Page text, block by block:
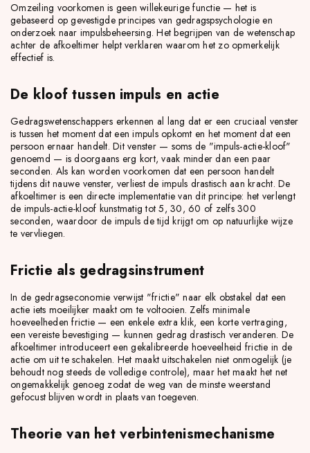
Omzeiling voorkomen is geen willekeurige functie — het is
gebaseerd op gevestigde principes van gedragspsychologie en
onderzoek naar impulsbeheersing. Het begrijpen van de wetenschap
achter de afkoeltimer helpt verklaren waarom het zo opmerkelijk
effectief is.
De kloof tussen impuls en actie
Gedragswetenschappers erkennen al lang dat er een cruciaal venster
is tussen het moment dat een impuls opkomt en het moment dat een
persoon ernaar handelt. Dit venster — soms de "impuls-actie-kloof"
genoemd — is doorgaans erg kort, vaak minder dan een paar
seconden. Als kan worden voorkomen dat een persoon handelt
tijdens dit nauwe venster, verliest de impuls drastisch aan kracht. De
afkoeltimer is een directe implementatie van dit principe: het verlengt
de impuls-actie-kloof kunstmatig tot 5, 30, 60 of zelfs 300
seconden, waardoor de impuls de tijd krijgt om op natuurlijke wijze
te vervliegen.
Frictie als gedragsinstrument
In de gedragseconomie verwijst "frictie" naar elk obstakel dat een
actie iets moeilijker maakt om te voltooien. Zelfs minimale
hoeveelheden frictie — een enkele extra klik, een korte vertraging,
een vereiste bevestiging — kunnen gedrag drastisch veranderen. De
afkoeltimer introduceert een gekalibreerde hoeveelheid frictie in de
actie om uit te schakelen. Het maakt uitschakelen niet onmogelijk (je
behoudt nog steeds de volledige controle), maar het maakt het net
ongemakkelijk genoeg zodat de weg van de minste weerstand
gefocust blijven wordt in plaats van toegeven.
Theorie van het verbintenismechanisme